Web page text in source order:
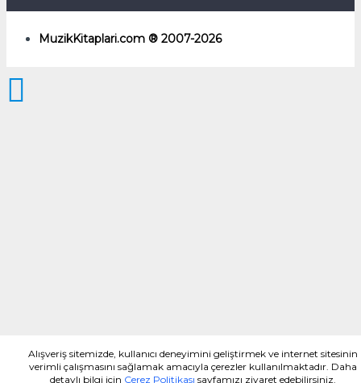
MuzikKitaplari.com ® 2007-2026
Alışveriş sitemizde, kullanıcı deneyimini geliştirmek ve internet sitesinin
verimli çalışmasını sağlamak amacıyla çerezler kullanılmaktadır. Daha
detaylı bilgi için Çerez Politikası sayfamızı ziyaret edebilirsiniz.